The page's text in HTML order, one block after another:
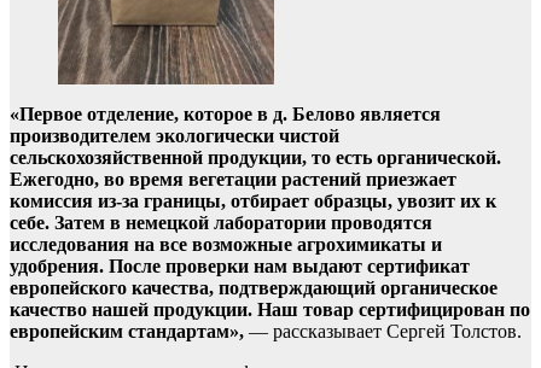
«Первое отделение, которое в д. Белово является
производителем экологически чистой
сельскохозяйственной продукции, то есть органической.
Ежегодно, во время вегетации растений приезжает
комиссия из-за границы, отбирает образцы, увозит их к
себе. Затем в немецкой лаборатории проводятся
исследования на все возможные агрохимикаты и
удобрения. После проверки нам выдают сертификат
европейского качества, подтверждающий органическое
качество нашей продукции. Наш товар сертифицирован по
европейским стандартам», — рассказывает Сергей Толстов.